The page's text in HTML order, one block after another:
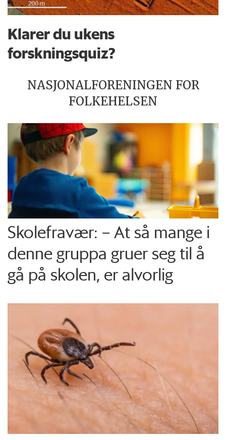
Klarer du ukens
forskningsquiz?
NASJONALFORENINGEN FOR
FOLKEHELSEN
Skolefravær: – At så mange i
denne gruppa gruer seg til å
gå på skolen, er alvorlig